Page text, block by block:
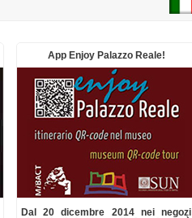
App Enjoy Palazzo Reale!
Dal 20 dicembre 2014 nei negozi